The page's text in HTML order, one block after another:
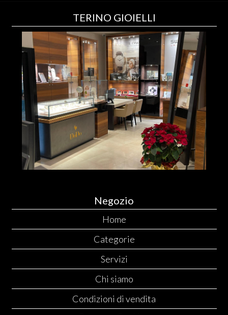
TERINO GIOIELLI
Negozio
Home
Categorie
Servizi
Chi siamo
Condizioni di vendita